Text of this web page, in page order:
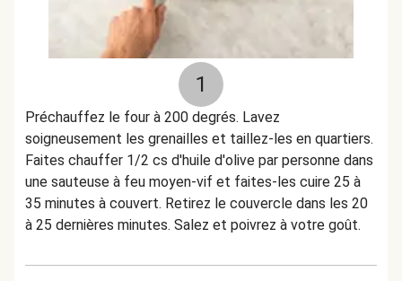
1
Préchauffez le four à 200 degrés. Lavez
soigneusement les grenailles et taillez-les en quartiers.
Faites chauffer 1/2 cs d'huile d'olive par personne dans
une sauteuse à feu moyen-vif et faites-les cuire 25 à
35 minutes à couvert. Retirez le couvercle dans les 20
à 25 dernières minutes. Salez et poivrez à votre goût.